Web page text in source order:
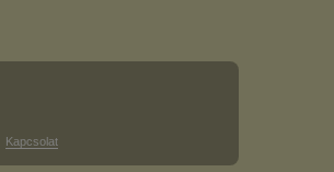
Kapcsolat